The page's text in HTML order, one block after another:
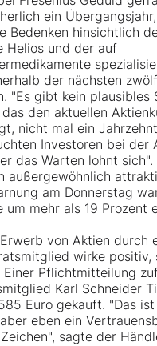
ein
Bedenken hinsichtlich
Helios und der auf
der nächsten
"Es gibt kein plausibles
das den aktuellen
nicht mal ein
Investoren bei der
das Warten lohnt
außergewöhnlich
am Donnerstag
um mehr als 19 Prozent
von Aktien durch
wirke positiv,
Einer Pflichtmitteilung
Karl Schneider
Euro gekauft. "Das
eben ein
sagte der